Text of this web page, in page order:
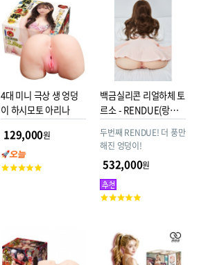
4대 미니 극상 생 엉덩
이 하시모토 아리나
129,000원
고
백금실리콘 리얼하체 토
르소 - RENDUE(랑듀)
두번째 RENDUE! 더 풍만
해진 엉덩이!
532,000원
고